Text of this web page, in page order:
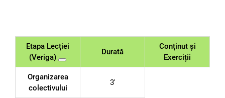
Etapa Lecției
(Veriga)
Durată
Conținut și
Exerciții
Organizarea
colectivului
3'